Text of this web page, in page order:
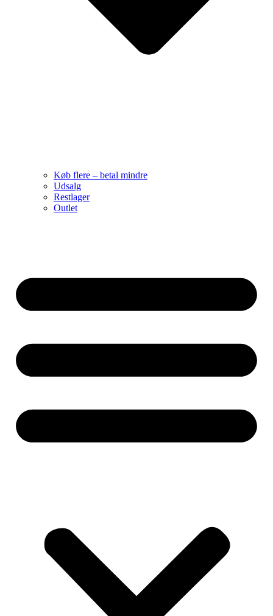
Køb flere – betal mindre
Udsalg
Restlager
Outlet